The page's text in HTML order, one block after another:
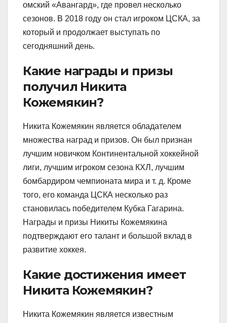
омский «Авангард», где провел несколько
сезонов. В 2018 году он стал игроком ЦСКА, за
который и продолжает выступать по
сегодняшний день.
Какие награды и призы
получил Никита
Кожемякин?
Никита Кожемякин является обладателем
множества наград и призов. Он был признан
лучшим новичком Континентальной хоккейной
лиги, лучшим игроком сезона КХЛ, лучшим
бомбардиром чемпионата мира и т. д. Кроме
того, его команда ЦСКА несколько раз
становилась победителем Кубка Гагарина.
Награды и призы Никиты Кожемякина
подтверждают его талант и большой вклад в
развитие хоккея.
Какие достижения имеет
Никита Кожемякин?
Никита Кожемякин является известным